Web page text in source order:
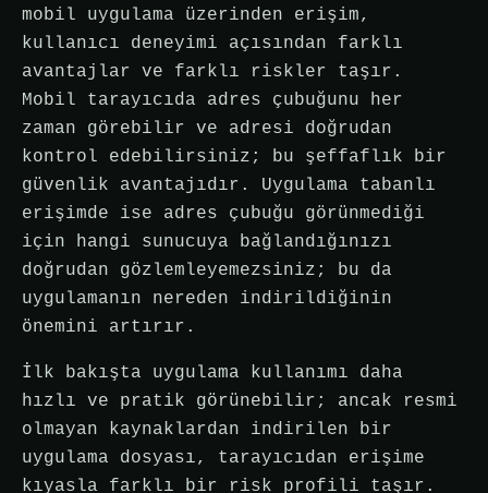
mobil uygulama üzerinden erişim,
kullanıcı deneyimi açısından farklı
avantajlar ve farklı riskler taşır.
Mobil tarayıcıda adres çubuğunu her
zaman görebilir ve adresi doğrudan
kontrol edebilirsiniz; bu şeffaflık bir
güvenlik avantajıdır. Uygulama tabanlı
erişimde ise adres çubuğu görünmediği
için hangi sunucuya bağlandığınızı
doğrudan gözlemleyemezsiniz; bu da
uygulamanın nereden indirildiğinin
önemini artırır.
İlk bakışta uygulama kullanımı daha
hızlı ve pratik görünebilir; ancak resmi
olmayan kaynaklardan indirilen bir
uygulama dosyası, tarayıcıdan erişime
kıyasla farklı bir risk profili taşır.